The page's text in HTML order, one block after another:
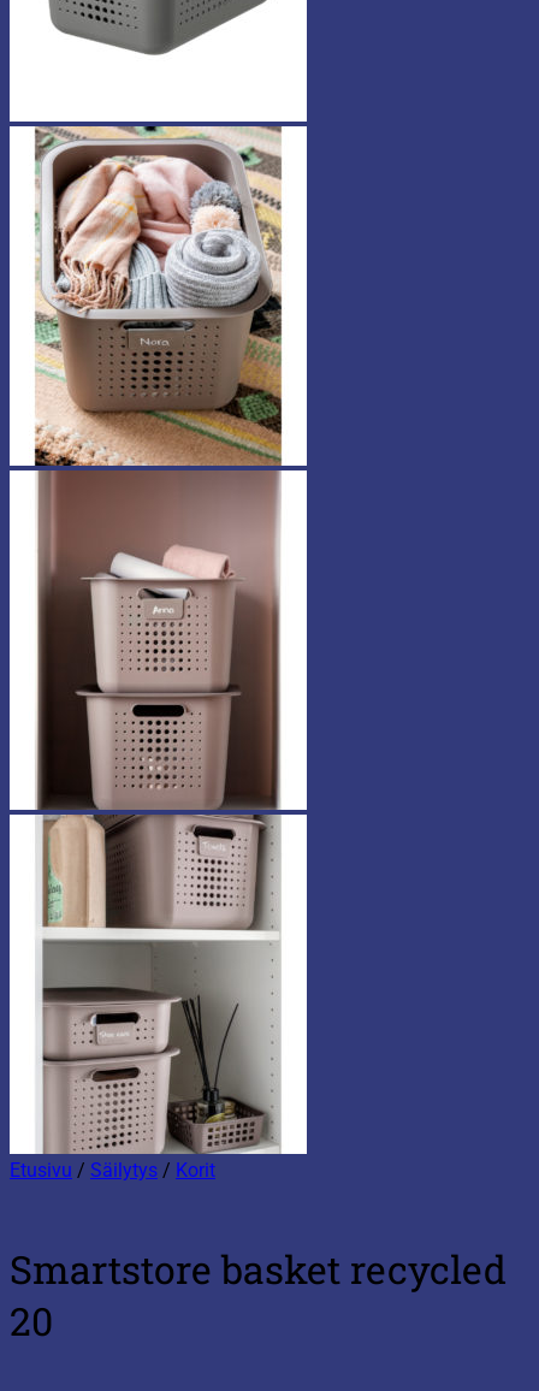
Etusivu / Säilytys / Korit
Smartstore basket recycled
20